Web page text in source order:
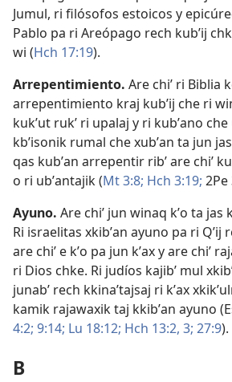
Jumul, ri filósofos estoicos y
Pablo pa ri Areópago rech kubʼij
wi (Hch 17:19).
Arrepentimiento. Are chiʼ ri Biblia
arrepentimiento kraj kubʼij che ri
kukʼut rukʼ ri upalaj y ri kubʼano
kbʼisonik rumal che xubʼan ta jun
qas kubʼan arrepentir ribʼ are chiʼ
o ri ubʼantajik (Mt 3:8; Hch 3:19; 2Pe
Ayuno. Are chiʼ jun winaq kʼo ta
Ri israelitas xkibʼan ayuno pa ri Qʼij
are chiʼ e kʼo pa jun kʼax y are chiʼ
ri Dios chke. Ri judíos kajibʼ mul
junabʼ rech kkinaʼtajsaj ri kʼax
kamik rajawaxik taj kkibʼan ayuno (
4:2; 9:14; Lu 18:12; Hch 13:2, 3; 27:9).
B